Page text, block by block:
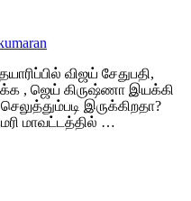
விஜய் சேதுபதி,
, ஜெய் கிருஷ்ணா இயக்கி
இருக்கிறதா?
மாவட்டத்தில் …